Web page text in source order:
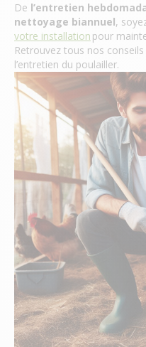
De l’entretien
nettoyage biannuel,
votre installation pour
Retrouvez tous nos
l’entretien du poulailler.